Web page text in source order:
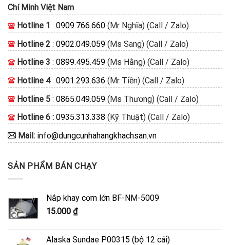
Chí Minh Việt Nam
Hotline 1 : 0909.766.660 (Mr Nghĩa) (Call / Zalo)
Hotline 2 : 0902.049.059 (Ms Sang) (Call / Zalo)
Hotline 3 : 0899.495.459 (Ms Hằng) (Call / Zalo)
Hotline 4: 0901.293.636 (Mr Tiền) (Call / Zalo)
Hotline 5 : 0865.049.059 (Ms Thương) (Call / Zalo)
Hotline 6 : 0935.313.338 (Kỹ Thuật) (Call / Zalo)
Mail: info@dungcunhahangkhachsan.vn
SẢN PHẨM BÁN CHẠY
Nắp khay cơm lớn BF-NM-5009
15.000 ₫
Alaska Sundae P00315 (bộ 12 cái)